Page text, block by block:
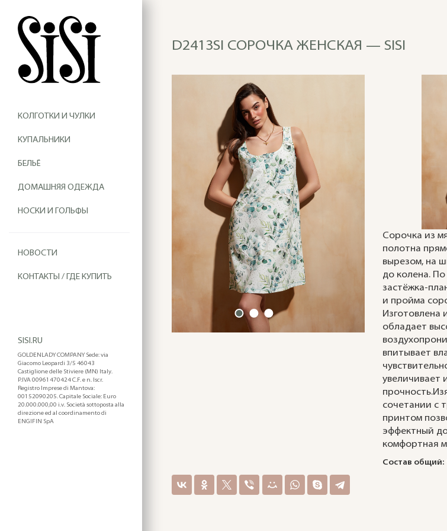
КОЛГОТКИ И ЧУЛКИ
КУПАЛЬНИКИ
БЕЛЬЁ
ДОМАШНЯЯ ОДЕЖДА
НОСКИ И ГОЛЬФЫ
НОВОСТИ
КОНТАКТЫ / ГДЕ КУПИТЬ
SISI.RU
GOLDENLADY COMPANY Sede: via
Giacomo Leopardi 3/5 46043
Castiglione delle Stiviere (MN) Italy.
P.IVA 00961470424 C.F. e n. Iscr.
Registro Imprese di Mantova:
00152090205. Capitale Sociale: Euro
20.000.000,00 i.v. Società sottoposta alla
direzione ed al coordinamento di
ENGIFIN SpA
D2413SI СОРОЧКА ЖЕНСКАЯ — SISI
Сорочка из
полотна
вырезом, на
до колена.
застёжка-
и пройма
Изготовлена
обладает
впитывает
увеличивает
сочетании с
принтом
эффектный
комфортная
Состав общий: